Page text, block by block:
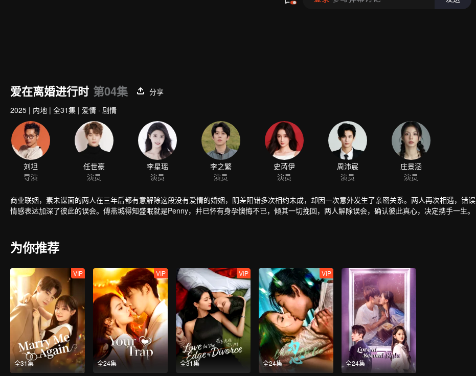
爱在离婚进行时 第04集
分享
2025 | 内地 | 全31集 | 爱情 · 剧情
刘坦
导演
任世豪
演员
李星瑶
演员
李之繁
演员
商业联姻，素未谋面的两人在三年后都有意解除这段没有爱情的婚姻，阴差阳错多次相约未成，却因一次意外发生了亲密关系。两人再次相遇，错
情感表达加深了彼此的误会。傅燕城得知盛眠就是Penny，并已怀有身孕懊悔不已，倾其一切挽回，两人解除误会，确认彼此真心，决定携手一生。
为你推荐
全31集
VIP
全24集
VIP
全31集
VIP
全24集
VIP
全24集